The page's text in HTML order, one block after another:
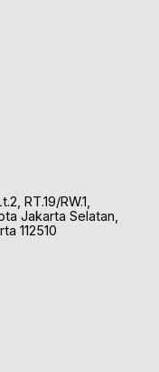
RT.19/RW.1,
Jakarta Selatan,
112510